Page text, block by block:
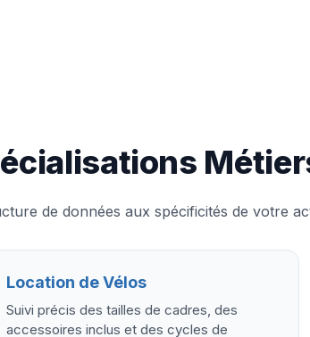
de données aux spécificités de votre
Location de Vélos
Suivi précis des tailles de cadres, des
accessoires inclus et des cycles de